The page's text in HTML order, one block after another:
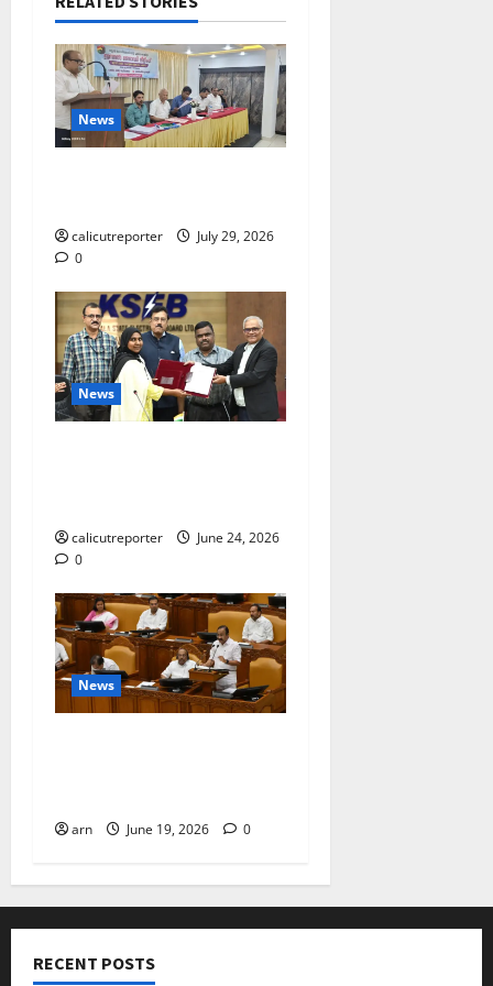
News
calicutreporter
July 29, 2026
0
News
calicutreporter
June 24, 2026
0
News
arn June 19, 2026 0
RECENT POSTS